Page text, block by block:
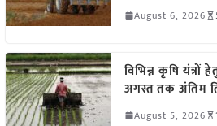
August 6, 2026
विभिन्न कृषि
अगस्त तक अंतिम
August 5, 2026